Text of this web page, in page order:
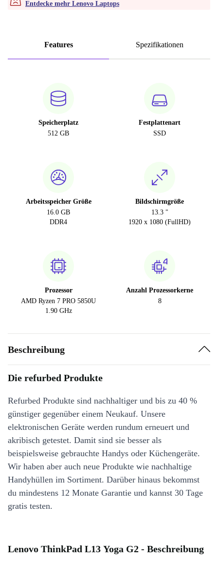
Entdecke mehr Lenovo Laptops
Features Spezifikationen
Speicherplatz
512 GB
Festplattenart
SSD
Arbeitsspeicher Größe
16.0 GB
DDR4
Bildschirmgröße
13.3 "
1920 x 1080 (FullHD)
Prozessor
AMD Ryzen 7 PRO 5850U
1.90 GHz
Anzahl Prozessorkerne
8
Beschreibung
Die refurbed Produkte
Refurbed Produkte sind nachhaltiger und bis zu 40 %
günstiger gegenüber einem Neukauf. Unsere
elektronischen Geräte werden rundum erneuert und
akribisch getestet. Damit sind sie besser als
beispielsweise gebrauchte Handys oder Küchengeräte.
Wir haben aber auch neue Produkte wie nachhaltige
Handyhüllen im Sortiment. Darüber hinaus bekommst
du mindestens 12 Monate Garantie und kannst 30 Tage
gratis testen.
Lenovo ThinkPad L13 Yoga G2 - Beschreibung